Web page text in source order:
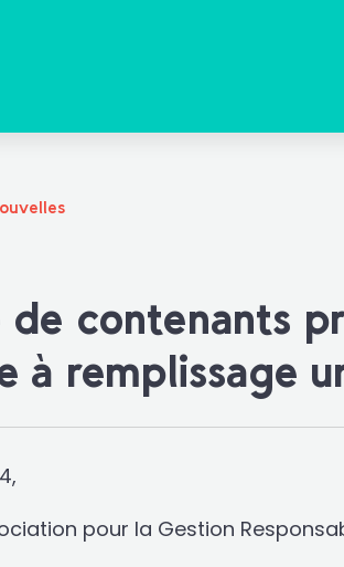
de contenants
à remplissage
pour la Gestion